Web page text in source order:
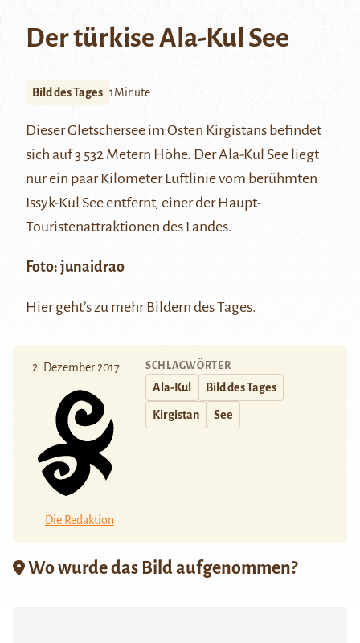
Der türkise Ala-Kul See
Bild des Tages 1Minute
Dieser Gletschersee im Osten Kirgistans befindet
sich auf 3 532 Metern Höhe. DerAla-Kul See liegt
nur ein paar Kilometer Luftlinie vom berühmten
Issyk-Kul Seeentfernt, einer der Haupt-
Touristenattraktionen des Landes.
Foto: junaidrao
Hiergeht’s zu mehr Bildern des Tages.
2. Dezember 2017
Die Redaktion
SCHLAGWÖRTER
Ala-Kul Bild des Tages
Kirgistan See
Wo wurde das Bild aufgenommen?